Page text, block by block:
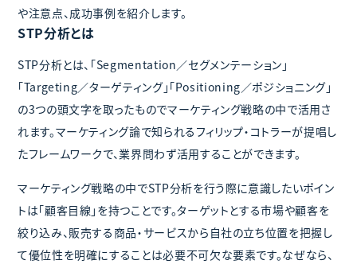
や注意点、成功事例を紹介します。
STP分析とは
STP分析とは、「Segmentation／セグメンテーション」
「Targeting／ターゲティング」「Positioning／ポジショニング」
の3つの頭文字を取ったものでマーケティング戦略の中で活用さ
れます。マーケティング論で知られるフィリップ・コトラーが提唱し
たフレームワークで、業界問わず活用することができます。
マーケティング戦略の中でSTP分析を行う際に意識したいポイン
トは「顧客目線」を持つことです。ターゲットとする市場や顧客を
絞り込み、販売する商品・サービスから自社の立ち位置を把握し
て優位性を明確にすることは必要不可欠な要素です。なぜなら、